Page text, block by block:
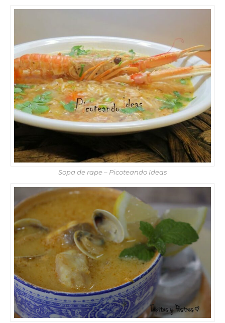
Sopa de rape – Picoteando Ideas